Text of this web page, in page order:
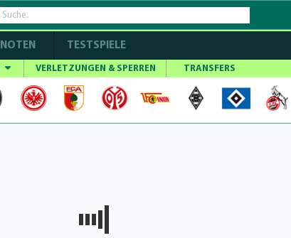
NOTEN TESTSPIELE
VERLETZUNGEN & SPERREN TRANSFERS